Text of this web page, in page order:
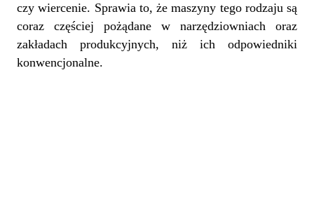
czy wiercenie. Sprawia to, że maszyny tego rodzaju są
coraz częściej pożądane w narzędziowniach oraz
zakładach produkcyjnych, niż ich odpowiedniki
konwencjonalne.